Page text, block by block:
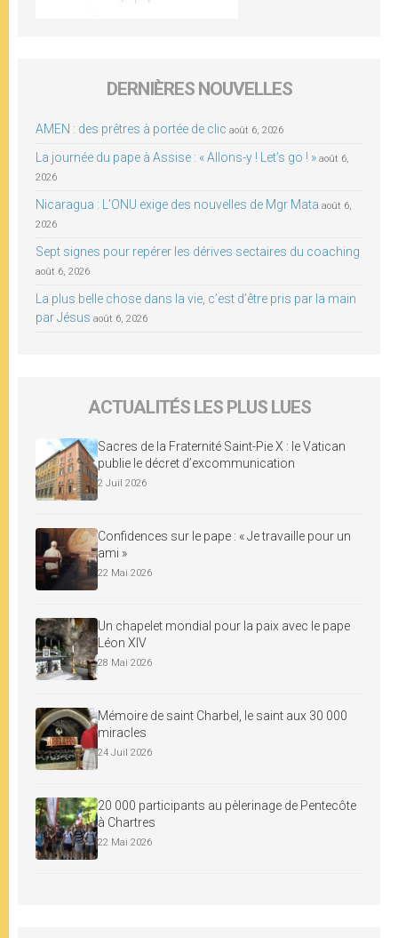
DERNIÈRES NOUVELLES
AMEN : des prêtres à portée de clic août 6, 2026
La journée du pape à Assise : « Allons-y ! Let’s go ! » août 6,
2026
Nicaragua : L’ONU exige des nouvelles de Mgr Mata août 6,
2026
Sept signes pour repérer les dérives sectaires du coaching
août 6, 2026
La plus belle chose dans la vie, c’est d’être pris par la main
par Jésus août 6, 2026
ACTUALITÉS LES PLUS LUES
Sacres de la Fraternité Saint-Pie X : le Vatican
publie le décret d’excommunication
2 Juil 2026
Confidences sur le pape : « Je travaille pour un
ami »
22 Mai 2026
Un chapelet mondial pour la paix avec le pape
Léon XIV
28 Mai 2026
Mémoire de saint Charbel, le saint aux 30 000
miracles
24 Juil 2026
20 000 participants au pèlerinage de Pentecôte
à Chartres
22 Mai 2026